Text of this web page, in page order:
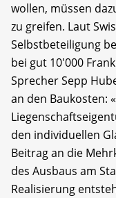
wollen, müssen
zu greifen. Laut
Selbstbeteiligung
bei gut 10'000
Sprecher Sepp
an den Baukosten:
den individuellen
Beitrag an die
des Ausbaus am
Realisierung